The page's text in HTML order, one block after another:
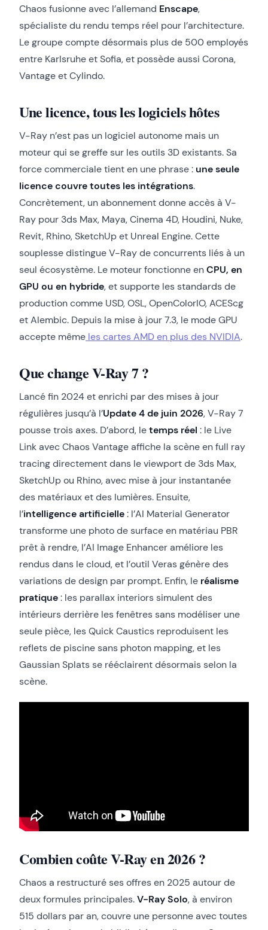
Chaos fusionne avec l’allemand Enscape,
spécialiste du rendu temps réel pour l’architecture.
Le groupe compte désormais plus de 500 employés
entre Karlsruhe et Sofia, et possède aussi Corona,
Vantage et Cylindo.
Une licence, tous les logiciels hôtes
V-Ray n’est pas un logiciel autonome mais un
moteur qui se greffe sur les outils 3D existants. Sa
force commerciale tient en une phrase : une seule
licence couvre toutes les intégrations.
Concrètement, un abonnement donne accès à V-
Ray pour 3ds Max, Maya, Cinema 4D, Houdini, Nuke,
Revit, Rhino, SketchUp et Unreal Engine. Cette
souplesse distingue V-Ray de concurrents liés à un
seul écosystème. Le moteur fonctionne enCPU, en
GPU ou en hybride, et supporte les standards de
production comme USD, OSL, OpenColorIO, ACEScg
et Alembic. Depuis la mise à jour 7.3, le mode GPU
accepte même les cartes AMD en plus des NVIDIA.
Que change V-Ray 7 ?
Lancé fin 2024 et enrichi par des mises à jour
régulières jusqu’à l’Update 4 de juin 2026, V-Ray 7
pousse trois axes. D’abord, letemps réel : le Live
Link avec Chaos Vantage affiche la scène en full ray
tracing directement dans le viewport de 3ds Max,
SketchUp ou Rhino, avec mise à jour instantanée
des matériaux et des lumières. Ensuite,
l’intelligence artificielle: l’AI Material Generator
transforme une photo de surface en matériau PBR
prêt à rendre, l’AI Image Enhancer améliore les
rendus dans le cloud, et l’outil Veras génère des
variations de design par prompt. Enfin, le réalisme
pratique: les parallax interiors simulent des
intérieurs derrière les fenêtres sans modéliser une
seule pièce, les Quick Caustics reproduisent les
reflets de piscine sans photon mapping, et les
Gaussian Splats se rééclairent désormais selon la
scène.
Combien coûte V-Ray en 2026 ?
Chaos a restructuré ses offres en 2025 autour de
deux formules principales.V-Ray Solo, à environ
515 dollars par an, couvre une personne avec toutes